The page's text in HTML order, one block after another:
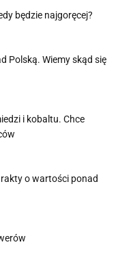
będzie najgoręcej?
Polską. Wiemy skąd się
i kobaltu. Chce
o wartości ponad